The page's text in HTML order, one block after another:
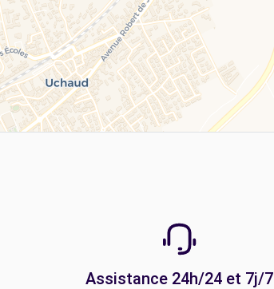
Assistance 24h/24 et 7j/7